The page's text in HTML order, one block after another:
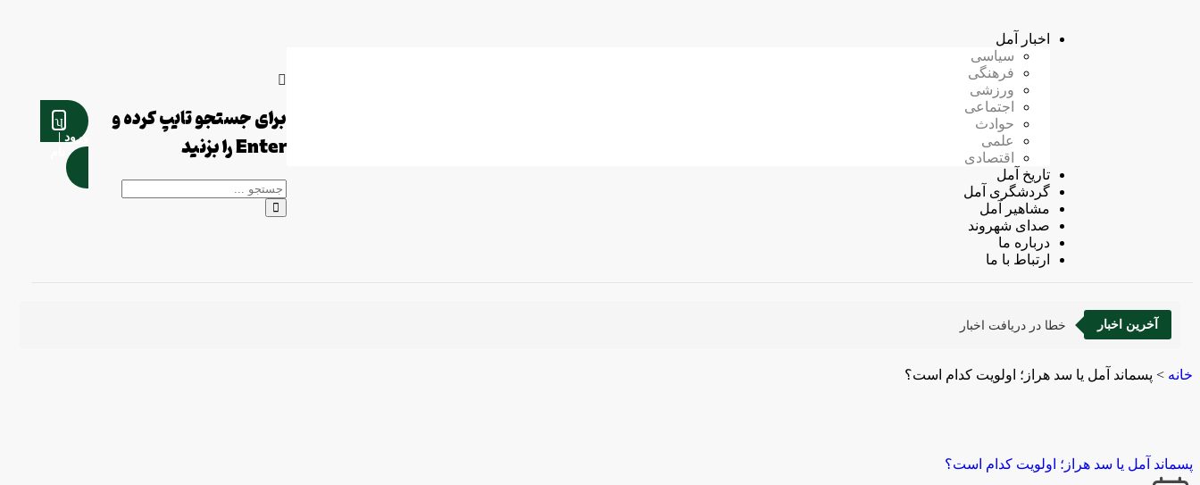
اخبار آمل
سیاسی
فرهنگی
ورزشی
اجتماعی
حوادث
علمی
اقتصادی
تاریخ آمل
گردشگری آمل
مشاهیر آمل
صدای شهروند
درباره ما
ارتباط با ما
برای جستجو تایپ کرده و
Enter را بزنید
ورود |
ثبت نام
آخرین اخبار خطا در دریافت اخبار
خانه > پسماند آمل یا سد هراز؛ اولویت کدام است؟
پسماند آمل یا سد هراز؛ اولویت کدام است؟